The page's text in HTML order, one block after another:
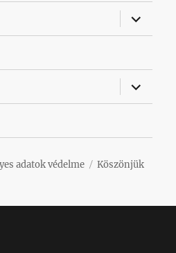
almenü
almenü
adatok védelme
Köszönjük